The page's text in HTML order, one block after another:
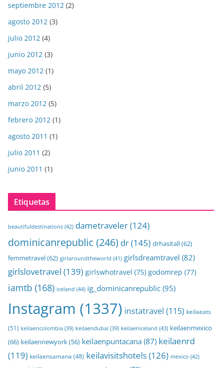
septiembre 2012 (2)
agosto 2012 (3)
julio 2012 (4)
junio 2012 (3)
mayo 2012 (1)
abril 2012 (5)
marzo 2012 (5)
febrero 2012 (1)
agosto 2011 (1)
julio 2011 (2)
junio 2011 (1)
Etiquetas
beautifuldestinations (42) dametraveler(124)
dominicanrepublic (246) dr(145) drhasitall(62)
femmetravel(62) girlaroundtheworld (41) girlsdreamtravel (82)
girlslovetravel (139) girlswhotravel (75) godomrep (77)
iamtb (168) iceland (44) ig_dominicanrepublic (95)
Instagram (1337) instatravel (115) keilaeats
(51) keilaencolombia (39) keilaendubai (39) keilaeniceland (43) keilaenmexico
(66) keilaennewyork(56) keilaenpuntacana (87) keilaenrd
(119) keilaensamana (48) keilavisitshotels(126) mexico (42)